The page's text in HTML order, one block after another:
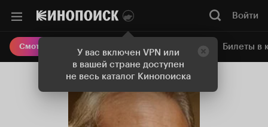
У вас включен VPN или
в вашей стране доступен
не весь каталог Кинопоиска
Войти
Смотреть кино Онлайн-кинотеатр Билеты в